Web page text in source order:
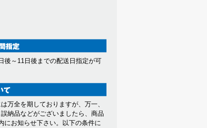
後～11日後までの配送日指定が可
万全を期しておりますが、万一、
納品などがございましたら、商品
にお知らせ下さい。以下の条件に